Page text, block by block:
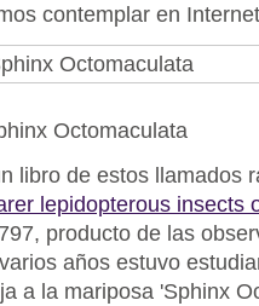
contemplar en
Octomaculata
libro de estos llamados
lepidopterous insects
producto de las
años estuvo
a la mariposa 'Sphinx